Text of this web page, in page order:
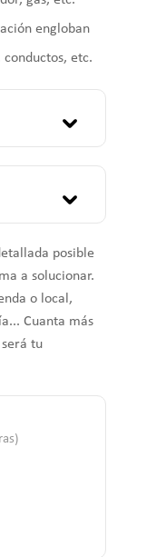
engloban
conductos, etc.
posible
a solucionar.
o local,
Cuanta más
tu